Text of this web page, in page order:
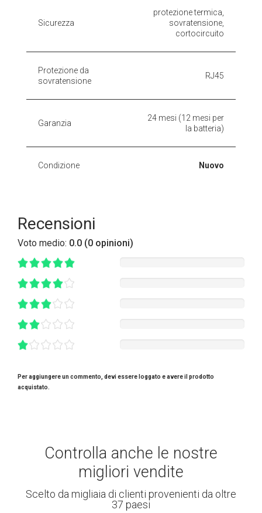
Sicurezza
protezione termica,
sovratensione,
cortocircuito
Protezione da
sovratensione
RJ45
Garanzia
24 mesi (12 mesi per
la batteria)
Condizione Nuovo
Recensioni
Voto medio: 0.0 (0 opinioni)
Per aggiungere un commento, devi essere loggato e avere il prodotto
acquistato.
Controlla anche le nostre
migliori vendite
Scelto da migliaia di clienti provenienti da oltre
37 paesi